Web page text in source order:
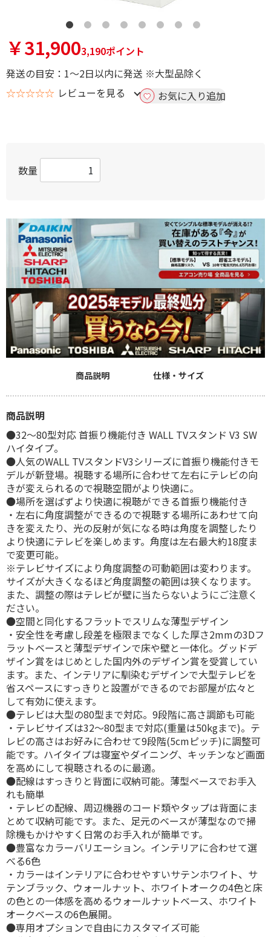
￥31,9003,190ポイント
発送の目安：1～2日以内に発送 ※大型品除く
☆☆☆☆☆ レビューを見る お気に入り追加
数量
商品説明 仕様・サイズ
商品説明
●32～80型対応 首振り機能付き WALL TVスタンド V3 SW
ハイタイプ。
●人気のWALL TVスタンドV3シリーズに首振り機能付きモ
デルが新登場。視聴する場所に合わせて左右にテレビの向
きが変えられるので視聴空間がより快適に。
●場所を選ばずより快適に視聴ができる首振り機能付き
・左右に角度調整ができるので視聴する場所にあわせて向
きを変えたり、光の反射が気になる時は角度を調整したり
より快適にテレビを楽しめます。角度は左右最大約18度ま
で変更可能。
※テレビサイズにより角度調整の可動範囲は変わります。
サイズが大きくなるほど角度調整の範囲は狭くなります。
また、調整の際はテレビが壁に当たらないようにご注意く
ださい。
●空間と同化するフラットでスリムな薄型デザイン
・安全性を考慮し段差を極限までなくした厚さ2mmの3Dフ
ラットベースと薄型デザインで床や壁と一体化。グッドデ
ザイン賞をはじめとした国内外のデザイン賞を受賞してい
ます。また、インテリアに馴染むデザインで大型テレビを
省スペースにすっきりと設置ができるのでお部屋が広々と
して有効に使えます。
●テレビは大型の80型まで対応。9段階に高さ調節も可能
・テレビサイズは32～80型まで対応(重量は50kgまで)。テ
レビの高さはお好みに合わせて9段階(5cmピッチ)に調整可
能です。ハイタイプは寝室やダイニング、キッチンなど画面
を高めにして視聴されるのに最適。
●配線はすっきりと背面に収納可能。薄型ベースでお手入
れも簡単
・テレビの配線、周辺機器のコード類やタップは背面にま
とめて収納可能です。また、足元のベースが薄型なので掃
除機もかけやすく日常のお手入れが簡単です。
●豊富なカラーバリエーション。インテリアに合わせて選
べる6色
・カラーはインテリアに合わせやすいサテンホワイト、サ
テンブラック、ウォールナット、ホワイトオークの4色と床
の色との一体感を高めるウォールナットベース、ホワイト
オークベースの6色展開。
●専用オプションで自由にカスタマイズ可能